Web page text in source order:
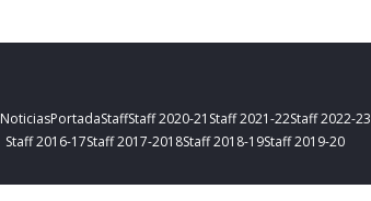
NoticiasPortadaStaffStaff 2020-21 Staff 2021-22Staff 2022-23
Staff 2016-17Staff 2017-2018Staff 2018-19Staff 2019-20